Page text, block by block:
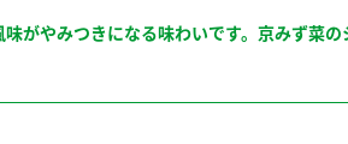
がやみつきになる味わいです。京みず菜の